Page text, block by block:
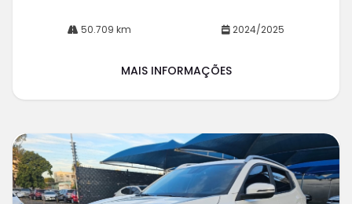
50.709 km 2024/2025
MAIS INFORMAÇÕES